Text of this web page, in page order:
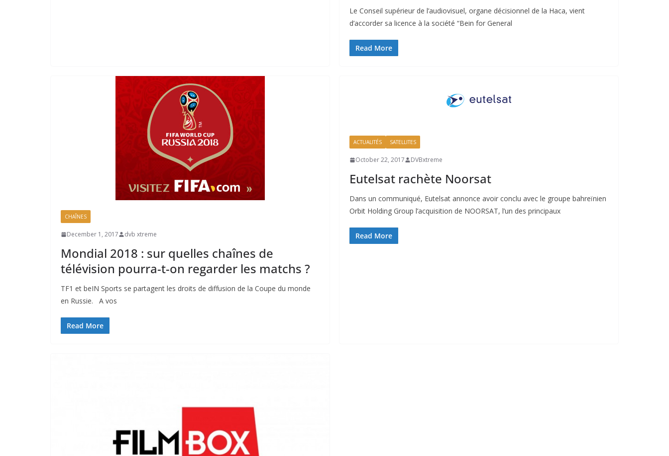
Le Conseil supérieur de l’audiovisuel, organe décisionnel de la Haca, vient
d’accorder sa licence à la société “Bein for General
Read More
CHAÎNES
December 1, 2017 dvb xtreme
Mondial 2018 : sur quelles chaînes de
télévision pourra-t-on regarder les matchs ?
TF1 et beIN Sports se partagent les droits de diffusion de la Coupe du monde
en Russie. A vos
Read More
ACTUALITÉS SATELLITES
October 22, 2017 DVBxtreme
Eutelsat rachète Noorsat
Dans un communiqué, Eutelsat annonce avoir conclu avec le groupe bahreïnien
Orbit Holding Group l’acquisition de NOORSAT, l’un des principaux
Read More